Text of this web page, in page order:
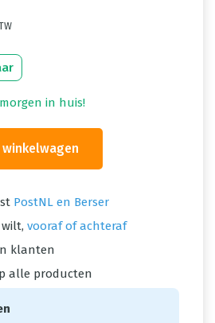
in huis!
winkelwagen
PostNL en Berser
vooraf of achteraf
klanten
alle producten